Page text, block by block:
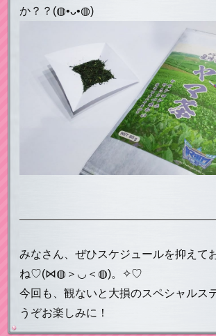
か？？(◍•ᴗ•◍)
みなさん、ぜひスケジュールを抑えて
ね♡(⋈◍＞◡＜◍)。✧♡
今回も、観ないと大損のスペシャルス
うぞお楽しみに！